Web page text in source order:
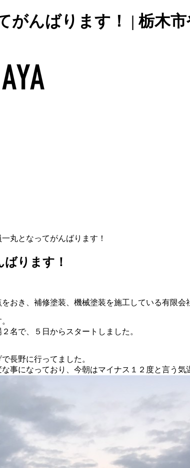
がんばります！ | 栃木
一丸となってがんばります！
ります！
おき、補修塗装、機械塗装を施工している有限会
名で、５日からスタートしました。
長野に行ってました。
事になっており、今朝はマイナス１２度と言う気